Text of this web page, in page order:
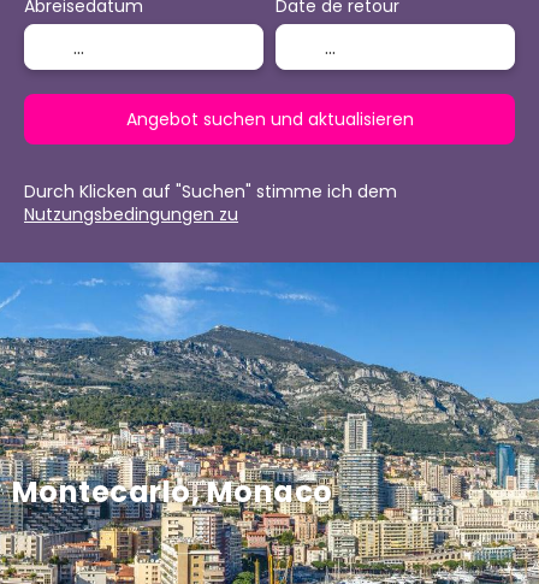
Montecarlo, Monaco
Abreisedatum Date de retour
Angebot suchen und aktualisieren
Durch Klicken auf "Suchen" stimme ich dem
Nutzungsbedingungen zu